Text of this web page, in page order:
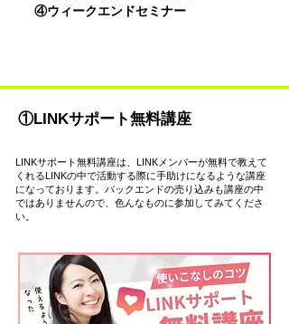
④ウィークエンドセミナー
①LINKサポート無料講座
LINKサポート無料講座は、LINKメンバーが無料で教えて
くれるLINKの中で活動する際に手助けになるような講座
になっております。バックエンドの売り込みも講座の中
ではありませんので、色んなものに参加してみてくださ
い。